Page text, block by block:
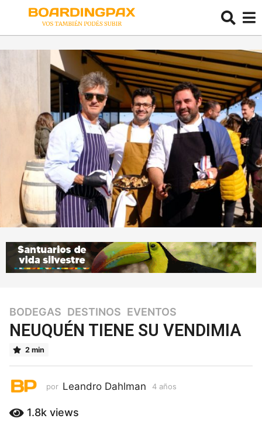
4
a
ñ
o
4
a
o
BODEGAS ,DESTINOS ,EVENTOS
NEUQUÉN TIENE SU VENDIMIA
2 min
por Leandro Dahlman 4 años
1.8k views